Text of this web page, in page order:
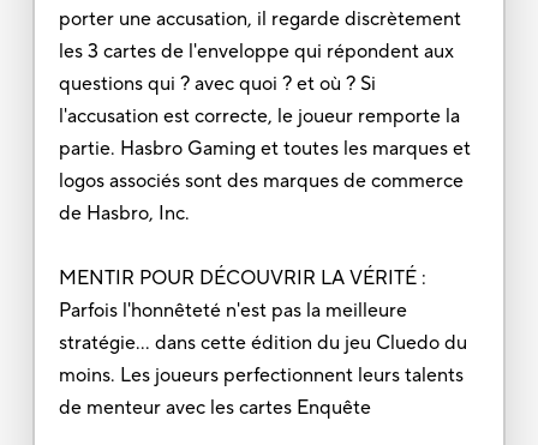
porter une accusation, il regarde discrètement
les 3 cartes de l'enveloppe qui répondent aux
questions qui ? avec quoi ? et où ? Si
l'accusation est correcte, le joueur remporte la
partie. Hasbro Gaming et toutes les marques et
logos associés sont des marques de commerce
de Hasbro, Inc.
MENTIR POUR DÉCOUVRIR LA VÉRITÉ :
Parfois l'honnêteté n'est pas la meilleure
stratégie... dans cette édition du jeu Cluedo du
moins. Les joueurs perfectionnent leurs talents
de menteur avec les cartes Enquête